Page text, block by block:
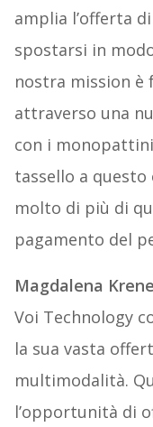
amplia l’offerta
spostarsi in
nostra mission è
attraverso una
con i
tassello a
molto di più di
pagamento del
Magdalena
Voi Technology
la sua vasta
multimodalità.
l’opportunità di